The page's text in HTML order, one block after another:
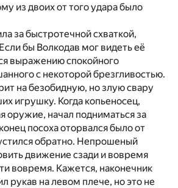
из двоих от того удара было
за быстротечной схваткой,
бы Волкодав мог видеть её
выражению спокойного
с некоторой брезгливостью.
на безобидную, но злую свару
игрушку. Когда копьеносец,
оружие, начал подниматься за
посоха оторвался было от
обратно. Непрошеный
движение сзади и вовремя
вовремя. Кажется, наконечник
рукав на левом плече, ноэто не